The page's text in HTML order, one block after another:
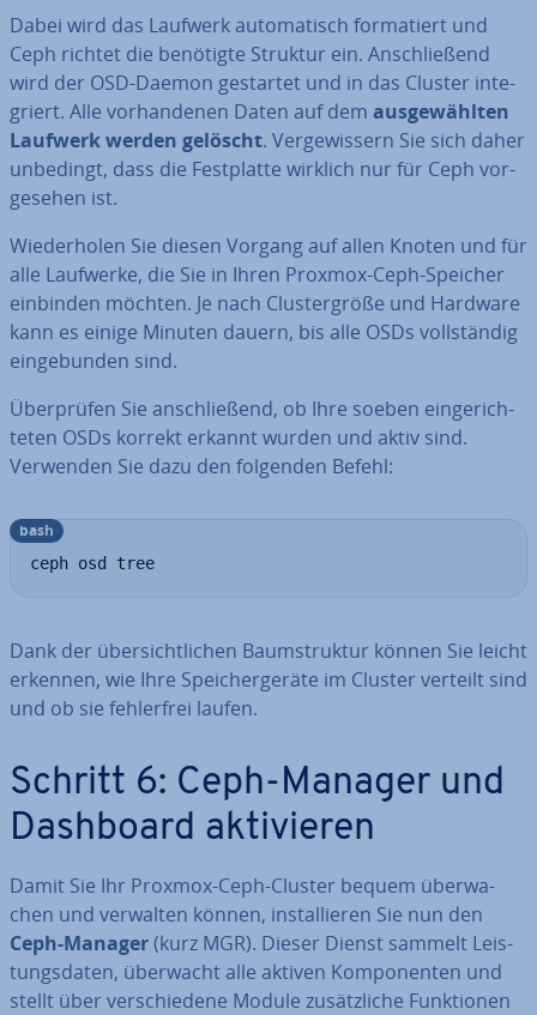
Dabei wird das Laufwerk au­to­ma­tisch for­ma­tiert und
Ceph richtet die benötigte Struktur ein. An­schlie­ßend
wird der OSD-Daemon gestartet und in das Cluster in­te­
griert. Alle vor­han­de­nen Daten auf dem aus­ge­wähl­ten
Laufwerk werden gelöscht. Ver­ge­wis­sern Sie sich daher
unbedingt, dass die Fest­plat­te wirklich nur für Ceph vor­
ge­se­hen ist.
Wie­der­ho­len Sie diesen Vorgang auf allen Knoten und für
alle Laufwerke, die Sie in Ihren Proxmox-Ceph-Speicher
einbinden möchten. Je nach Clus­ter­grö­ße und Hardware
kann es einige Minuten dauern, bis alle OSDs voll­stän­dig
ein­ge­bun­den sind.
Über­prü­fen Sie an­schlie­ßend, ob Ihre soeben ein­ge­rich­
te­ten OSDs korrekt erkannt wurden und aktiv sind.
Verwenden Sie dazu den folgenden Befehl:
ceph osd tree
bash
Dank der über­sicht­li­chen Baum­struk­tur können Sie leicht
erkennen, wie Ihre Spei­cher­ge­rä­te im Cluster verteilt sind
und ob sie feh­ler­frei laufen.
Schritt 6: Ceph-Manager und
Dashboard ak­ti­vie­ren
Damit Sie Ihr Proxmox-Ceph-Cluster bequem über­wa­
chen und verwalten können, in­stal­lie­ren Sie nun den
Ceph-Manager(kurz MGR). Dieser Dienst sammelt Leis­
tungs­da­ten, überwacht alle aktiven Kom­po­nen­ten und
stellt über ver­schie­de­ne Module zu­sätz­li­che Funk­tio­nen